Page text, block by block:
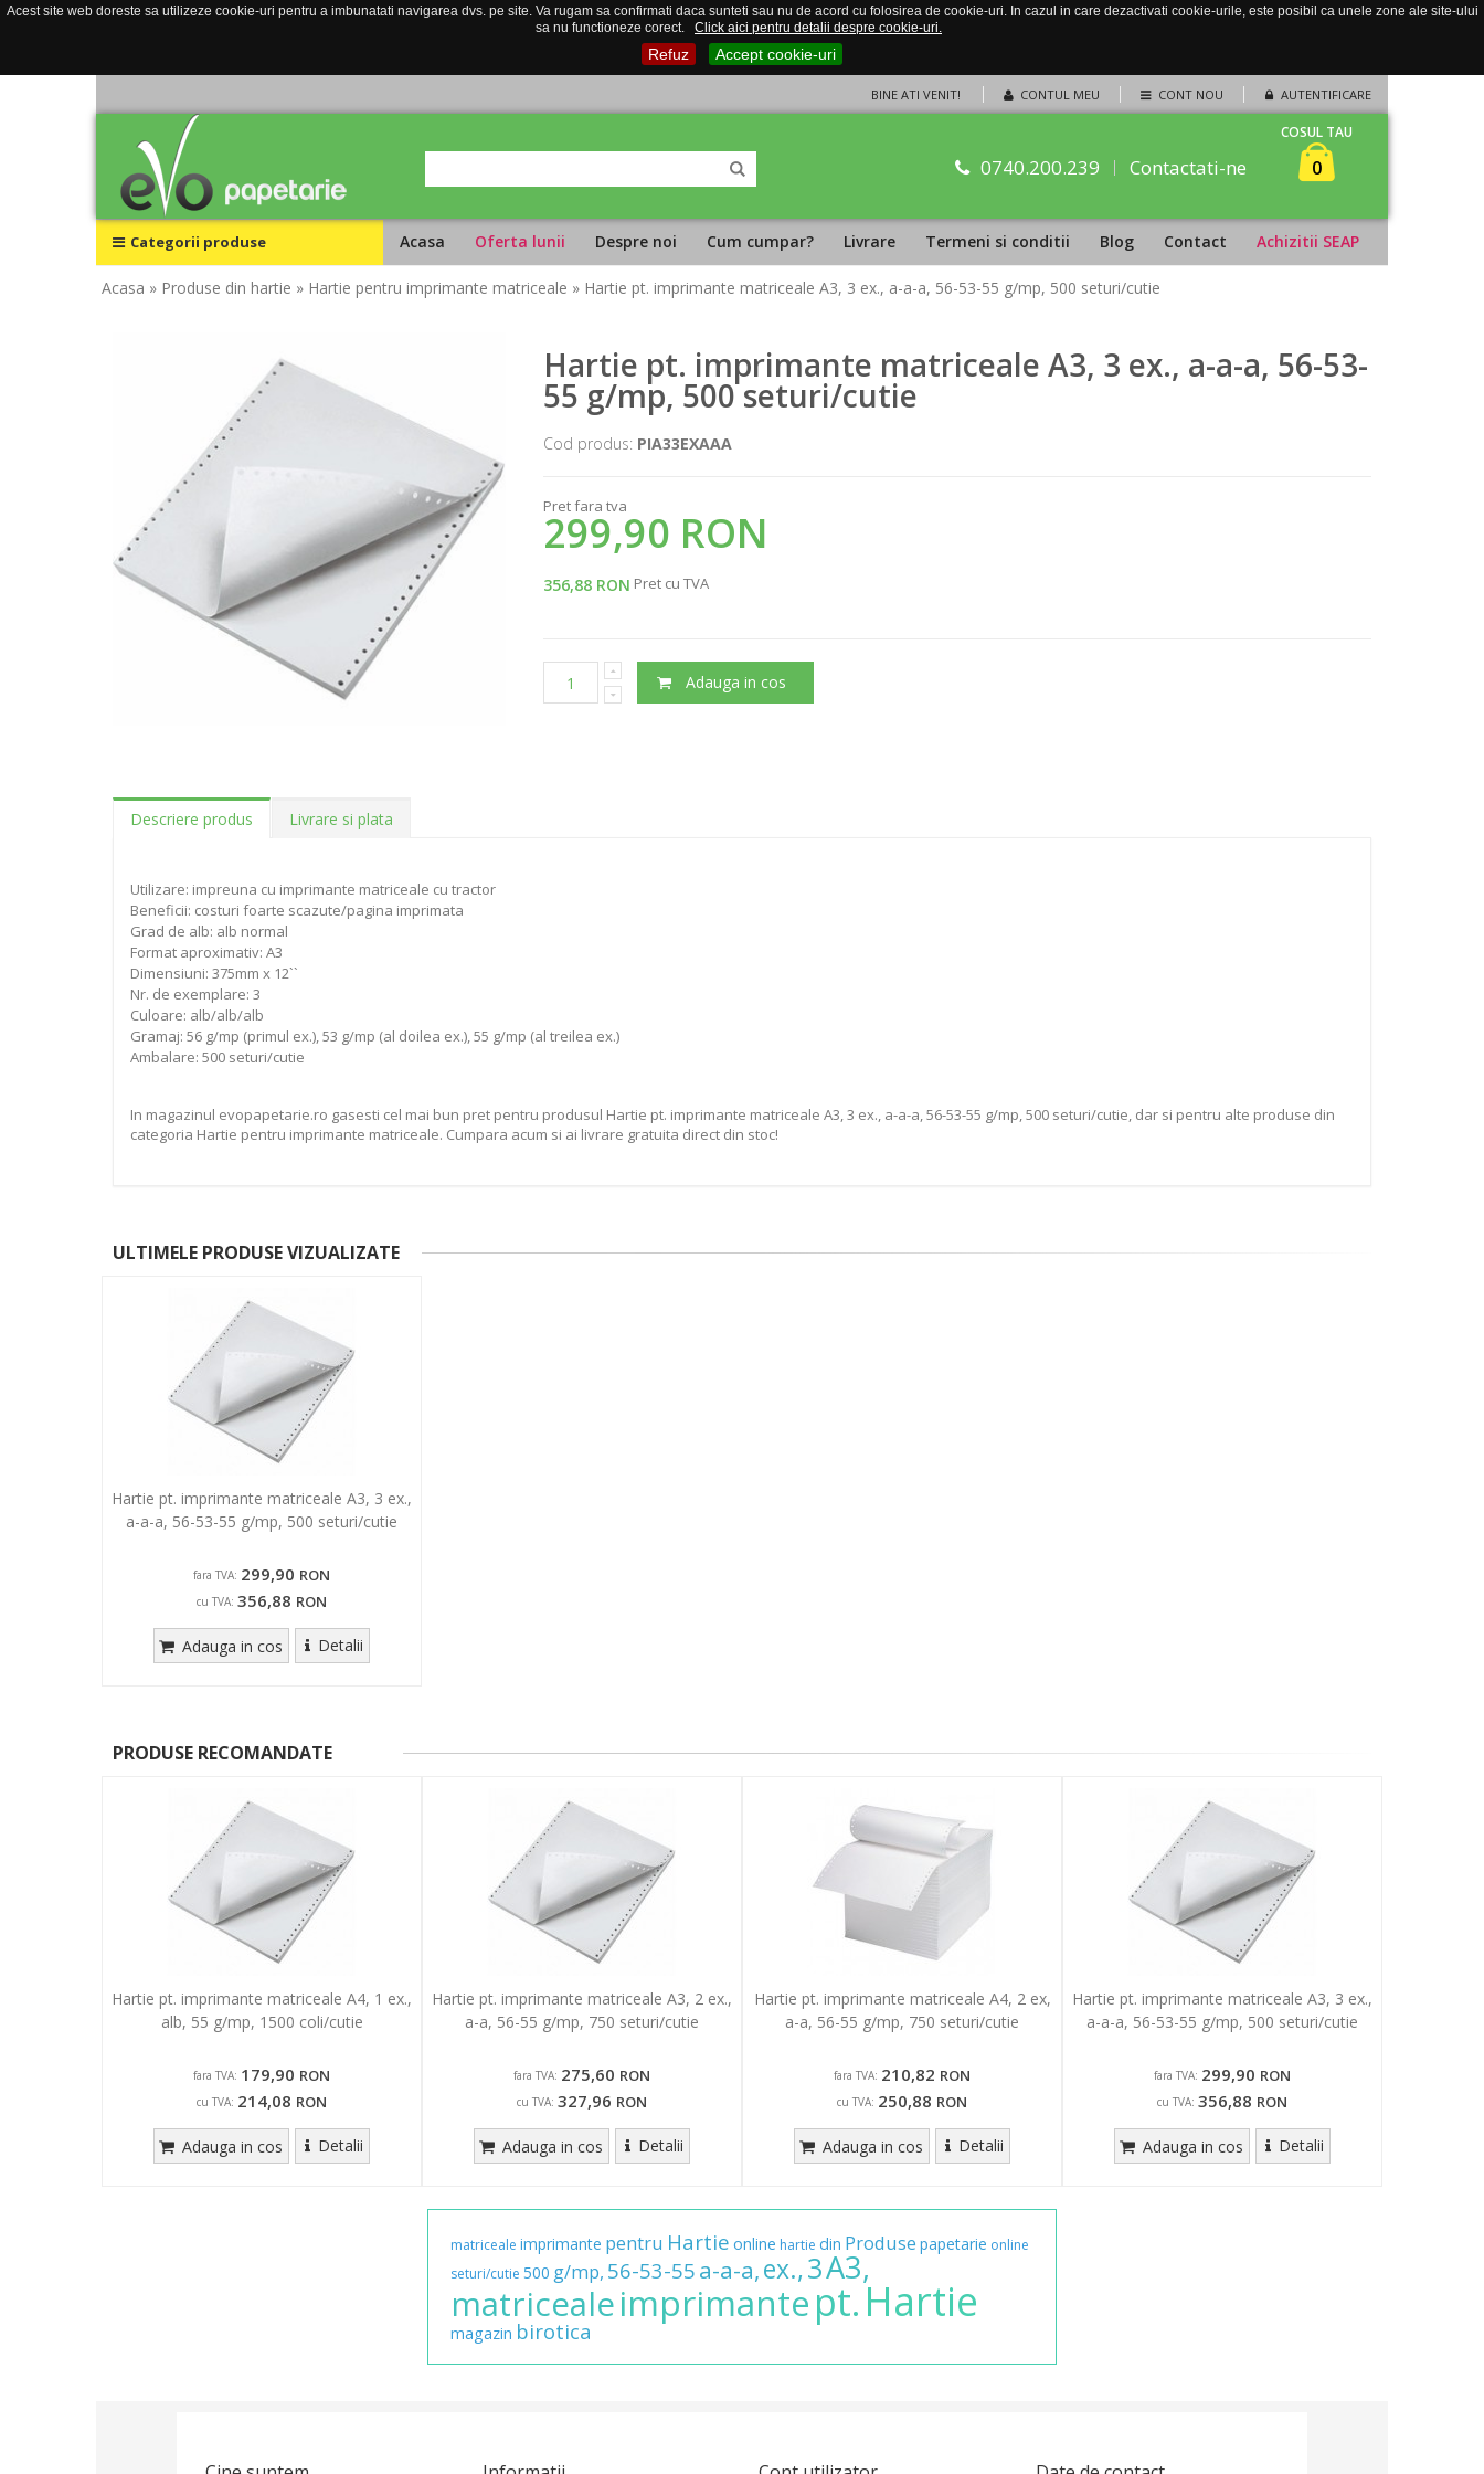
Acest site web doreste sa utilizeze cookie-uri pentru a imbunatati navigarea dvs. pe site. Va rugam sa confirmati daca sunteti sau nu de acord cu folosirea de cookie-uri. In cazul in care dezactivati cookie-urile, este posibil ca unele zone ale site-ului
sa nu functioneze corect.
Click aici pentru detalii despre cookie-uri.
Refuz Accept cookie-uri
CONTUL MEU CONT NOU AUTENTIFICARE
BINE ATI VENIT!
0740.200.239 Contactati-ne
COSUL TAU
0
Categorii produse Acasa Oferta lunii Despre noi Cum cumpar? Livrare Termeni si conditii Blog Contact Achizitii SEAP
Acasa » Produse din hartie » Hartie pentru imprimante matriceale » Hartie pt. imprimante matriceale A3, 3 ex., a-a-a, 56-53-55 g/mp, 500 seturi/cutie
Hartie pt. imprimante matriceale A3, 3 ex., a-a-a, 56-53-
55 g/mp, 500 seturi/cutie
Cod produs: PIA33EXAAA
Pret fara tva
299,90 RON
356,88 RON Pret cu TVA
Adauga in cos
Descriere produs Livrare si plata
Utilizare: impreuna cu imprimante matriceale cu tractor
Beneficii: costuri foarte scazute/pagina imprimata
Grad de alb: alb normal
Format aproximativ: A3
Dimensiuni: 375mm x 12``
Nr. de exemplare: 3
Culoare: alb/alb/alb
Gramaj: 56 g/mp (primul ex.), 53 g/mp (al doilea ex.), 55 g/mp (al treilea ex.)
Ambalare: 500 seturi/cutie
In magazinul evopapetarie.ro gasesti cel mai bun pret pentru produsul Hartie pt. imprimante matriceale A3, 3 ex., a-a-a, 56-53-55 g/mp, 500 seturi/cutie, dar si pentru alte produse din
categoria Hartie pentru imprimante matriceale. Cumpara acum si ai livrare gratuita direct din stoc!
ULTIMELE PRODUSE VIZUALIZATE
Hartie pt. imprimante matriceale A3, 3 ex.,
a-a-a, 56-53-55 g/mp, 500 seturi/cutie
fara TVA: 299,90 RON
cu TVA: 356,88 RON
Adauga in cos Detalii
PRODUSE RECOMANDATE
Hartie pt. imprimante matriceale A4, 1 ex.,
alb, 55 g/mp, 1500 coli/cutie
fara TVA: 179,90 RON
cu TVA: 214,08 RON
Adauga in cos Detalii
Hartie pt. imprimante matriceale A3, 2 ex.,
a-a, 56-55 g/mp, 750 seturi/cutie
fara TVA: 275,60 RON
cu TVA: 327,96 RON
Adauga in cos Detalii
Hartie pt. imprimante matriceale A4, 2 ex,
a-a, 56-55 g/mp, 750 seturi/cutie
fara TVA: 210,82 RON
cu TVA: 250,88 RON
Adauga in cos Detalii
Hartie pt. imprimante matriceale A3, 3 ex.,
a-a-a, 56-53-55 g/mp, 500 seturi/cutie
fara TVA: 299,90 RON
cu TVA: 356,88 RON
Adauga in cos Detalii
matriceale imprimante pentru Hartie online hartie din Produse papetarie online
seturi/cutie 500 g/mp, 56-53-55 a-a-a,ex.,3A3,
matricealeimprimantept.Hartie
magazin birotica